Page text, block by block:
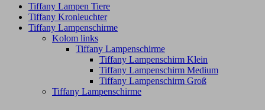
Tiffany Lampen Tiere
Tiffany Kronleuchter
Tiffany Lampenschirme
Kolom links
Tiffany Lampenschirme
Tiffany Lampenschirm Klein​
Tiffany Lampenschirm Medium
Tiffany Lampenschirm Groß​
Tiffany Lampenschirme